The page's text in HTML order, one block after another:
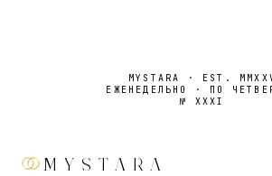
MYSTARA · EST.
ЕЖЕНЕДЕЛЬНО · ПО
№ XXXI
MYSTARA